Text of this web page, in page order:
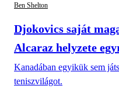
Ben Shelton
Djokovics saját
Alcaraz helyzete
Kanadában egyikük sem
teniszvilágot.